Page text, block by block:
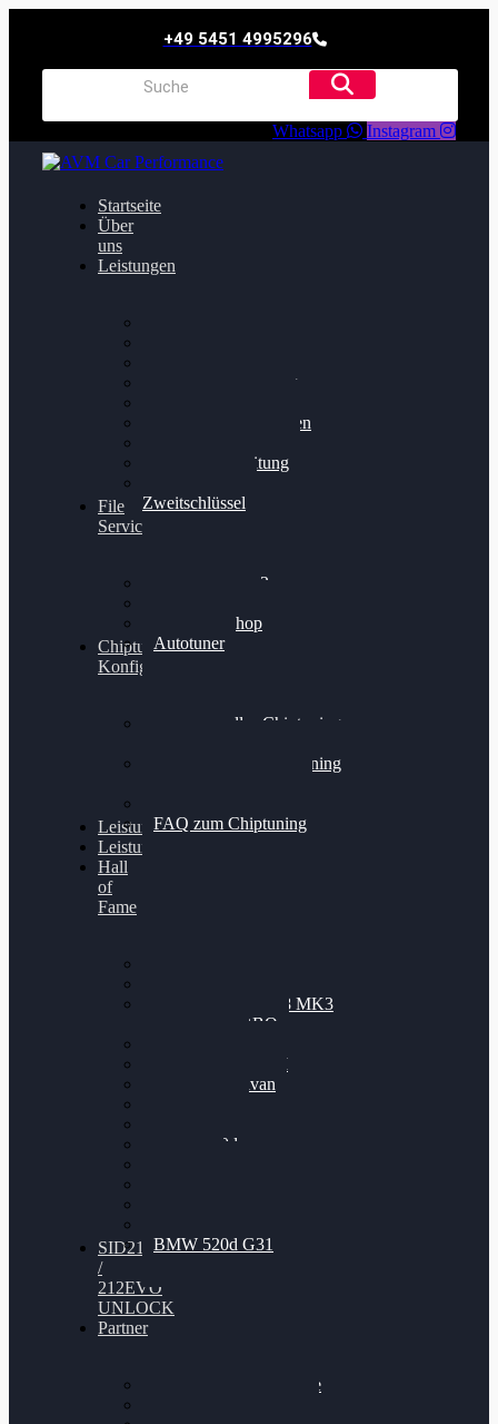
+49 5451 4995296
Whatsapp Instagram
Startseite
Über
uns
Leistungen
Getriebeoptimierung
Bremsscheiben planen
Felgenaufbereitung
Zweitschlüssel
File
Service
Alientech Kess3
Alientech Shop
Autotuner
Chiptuning
Konfigurator
Professionelles Chiptuning
Professionelles Chiptuning
FAQ zum Chiptuning
Leistungsmessung
Leistungsprüfstand
Hall
of
Fame
Nissan GT-R35 3.8 MK3
V6 TWINTURBO
VW Passat 2.0TDI
VW T6 Multivan
BMW 120d
BMW 520d G31
SID212
/
212EVO
UNLOCK
Partner
Bilgenroth Performance